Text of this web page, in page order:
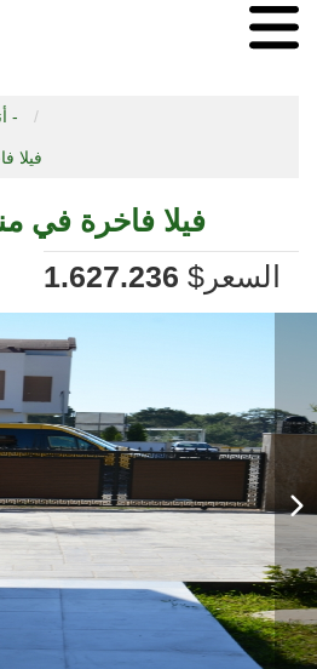
أنطاليا -
فيلا
فيلا فاخرة في
السعر
1.627.236 $